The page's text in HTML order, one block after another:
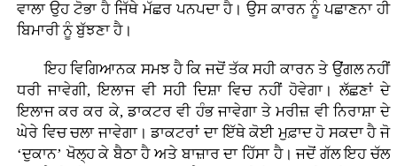
ਵਾਲਾ ਉਹ ਟੋਭਾ ਹੈ ਜਿੱਥੇ ਮੱਛਰ ਪਨਪਦਾ ਹੈ। ਉਸ ਕਾਰਨ ਨੂੰ ਪਛਾਣਨਾ ਹੀ
ਬਿਮਾਰੀ ਨੂੰ ਬੁੱਝਣਾ ਹੈ।
ਇਹ ਵਿਗਿਆਨਕ ਸਮਝ ਹੈ ਕਿ ਜਦੋਂ ਤੱਕ ਸਹੀ ਕਾਰਨ ਤੇ ਉਂਗਲ ਨਹੀਂ
ਧਰੀ ਜਾਵੇਗੀ, ਇਲਾਜ ਵੀ ਸਹੀ ਦਿਸ਼ਾ ਵਿਚ ਨਹੀਂ ਹੋਵੇਗਾ। ਲੱਛਣਾਂ ਦੇ
ਇਲਾਜ ਕਰ ਕਰ ਕੇ, ਡਾਕਟਰ ਵੀ ਹੰਭ ਜਾਵੇਗਾ ਤੇ ਮਰੀਜ਼ ਵੀ ਨਿਰਾਸ਼ਾ ਦੇ
ਘੇਰੇ ਵਿਚ ਚਲਾ ਜਾਵੇਗਾ। ਡਾਕਟਰਾਂ ਦਾ ਇੱਥੇ ਕੋਈ ਮੁਫ਼ਾਦ ਹੋ ਸਕਦਾ ਹੈ ਜੋ
‘ਦੁਕਾਨ’ ਖੋਲ੍ਹ ਕੇ ਬੈਠਾ ਹੈ ਅਤੇ ਬਾਜ਼ਾਰ ਦਾ ਹਿੱਸਾ ਹੈ। ਜਦੋਂ ਗੱਲ ਇਹ ਚੱਲ